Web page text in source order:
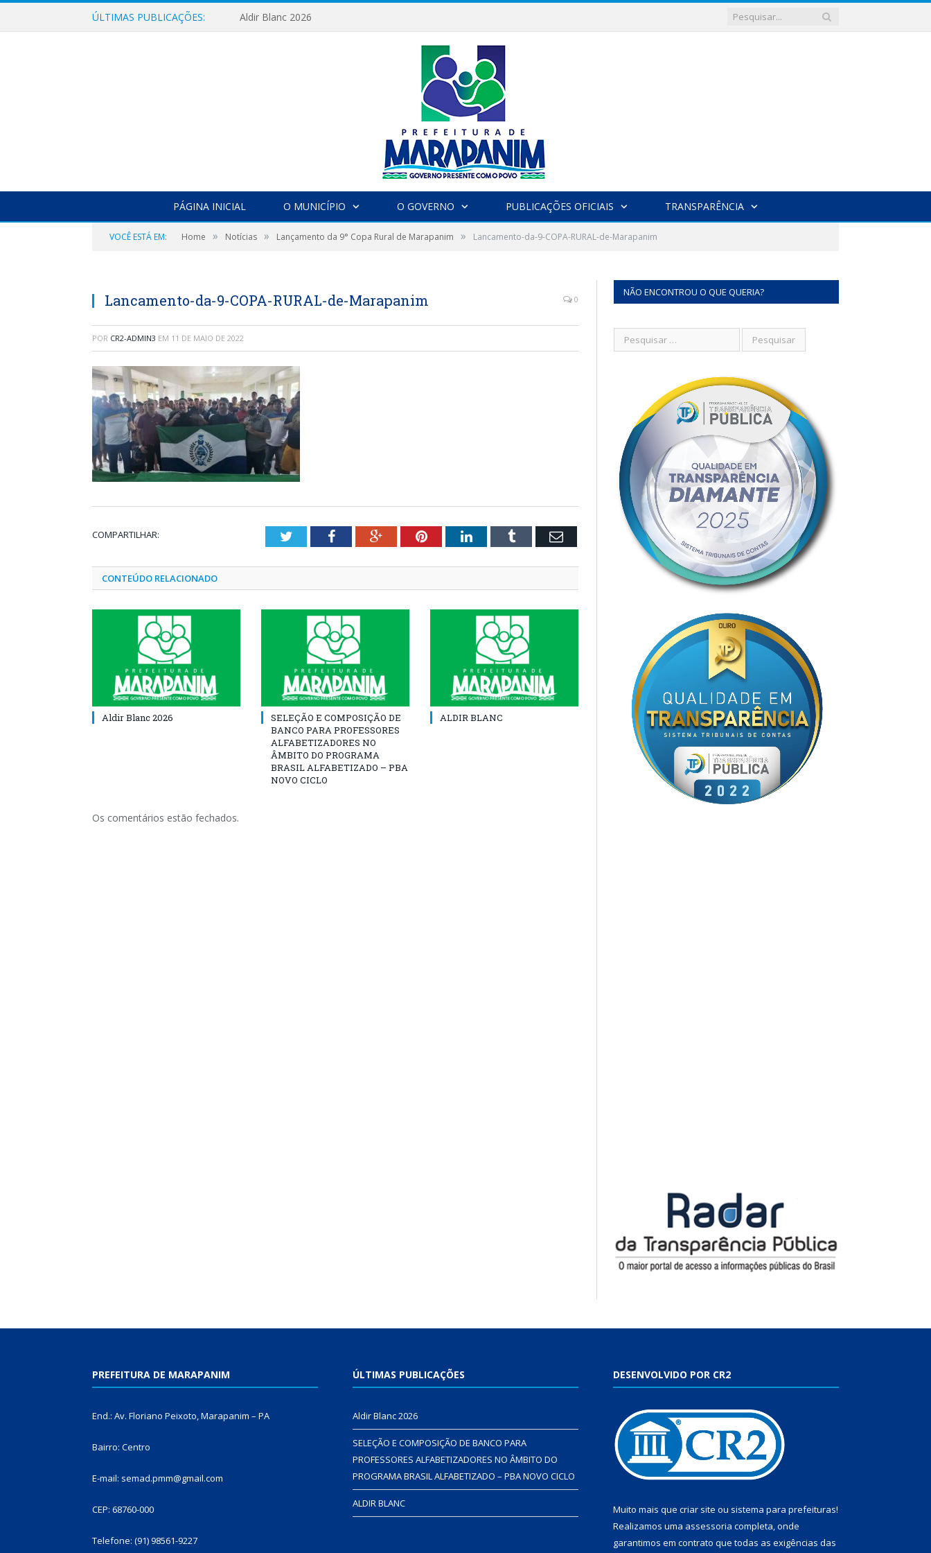
ÚLTIMAS PUBLICAÇÕES: Aldir Blanc 2026
PÁGINA INICIAL O MUNICÍPIO O GOVERNO PUBLICAÇÕES OFICIAIS TRANSPARÊNCIA
VOCÊ ESTÁ EM: Home » Notícias » Lançamento da 9° Copa Rural de Marapanim » Lancamento-da-9-COPA-RURAL-de-Marapanim
Lancamento-da-9-COPA-RURAL-de-Marapanim 0
POR CR2-ADMIN3 EM 11 DE MAIO DE 2022
COMPARTILHAR: TwitterFacebookGoogle+PinterestLinkedInTumblr Email
CONTEÚDO RELACIONADO
Aldir Blanc 2026
SELEÇÃO E COMPOSIÇÃO DE
BANCO PARA PROFESSORES
ALFABETIZADORES NO
ÂMBITO DO PROGRAMA
BRASIL ALFABETIZADO – PBA
NOVO CICLO
ALDIR BLANC
Os comentários estão fechados.
NÃO ENCONTROU O QUE QUERIA?
PREFEITURA DE MARAPANIM
End.: Av. Floriano Peixoto, Marapanim – PA
Bairro: Centro
E-mail: semad.pmm@gmail.com
CEP: 68760-000
Telefone: (91) 98561-9227
ÚLTIMAS PUBLICAÇÕES
Aldir Blanc 2026
SELEÇÃO E COMPOSIÇÃO DE BANCO PARA
PROFESSORES ALFABETIZADORES NO ÂMBITO DO
PROGRAMA BRASIL ALFABETIZADO – PBA NOVO CICLO
ALDIR BLANC
DESENVOLVIDO POR CR2
Muito mais que criar site ou sistema para prefeituras!
Realizamos uma assessoria completa, onde
garantimos em contrato que todas as exigências das